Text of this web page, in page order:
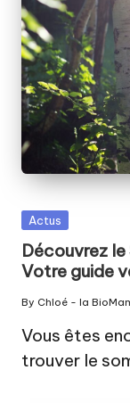
Posted
in
Actus
Découvrez
Votre guide
Posted
by
By Chloé - la
Vous êtes
trouver le